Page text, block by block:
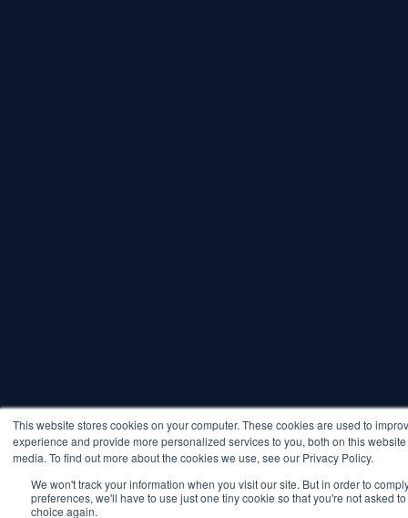
This website stores cookies on your computer. These cookies are used to
experience and provide more personalized services to you, both on this
media. To find out more about the cookies we use, see our Privacy Policy.
We won't track your information when you visit our site. But in order to
preferences, we'll have to use just one tiny cookie so that you're not asked
choice again.